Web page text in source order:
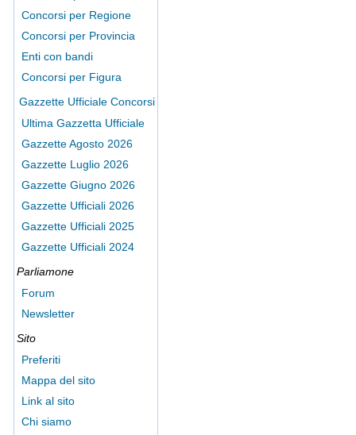
Concorsi per Regione
Concorsi per Provincia
Enti con bandi
Concorsi per Figura
Gazzette Ufficiale Concorsi
Ultima Gazzetta Ufficiale
Gazzette Agosto 2026
Gazzette Luglio 2026
Gazzette Giugno 2026
Gazzette Ufficiali 2026
Gazzette Ufficiali 2025
Gazzette Ufficiali 2024
Parliamone
Forum
Newsletter
Sito
Preferiti
Mappa del sito
Link al sito
Chi siamo